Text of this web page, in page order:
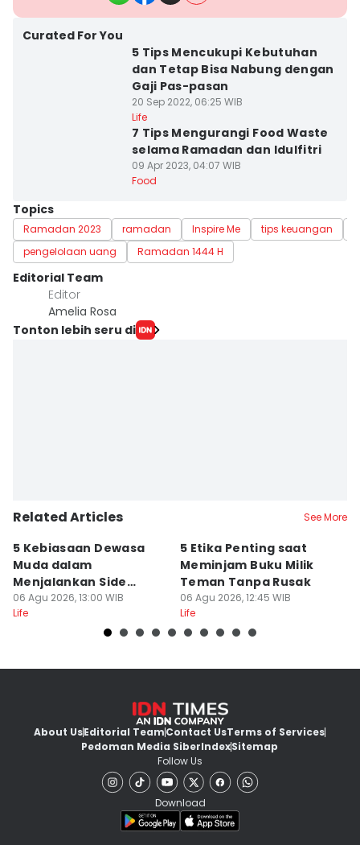
Curated For You
5 Tips Mencukupi Kebutuhan
dan Tetap Bisa Nabung dengan
Gaji Pas-pasan
20 Sep 2022, 06:25 WIB
Life
7 Tips Mengurangi Food Waste
selama Ramadan dan Idulfitri
09 Apr 2023, 04:07 WIB
Food
Topics
Ramadan 2023 ramadan Inspire Me tips keuangan
pengelolaan uang
Ramadan 1444 H
Editorial Team
Editor
Amelia Rosa
Tonton lebih seru di
Related Articles See More
5 Kebiasaan Dewasa
Muda dalam
Menjalankan Side
Hustle Online, Relate?
06 Agu 2026, 13:00 WIB
Life
5 Etika Penting saat
Meminjam Buku Milik
Teman Tanpa Rusak
06 Agu 2026, 12:45 WIB
Life
About UsEditorial TeamContact UsTerms of Services
Pedoman Media SiberIndexSitemap
Follow Us
Download